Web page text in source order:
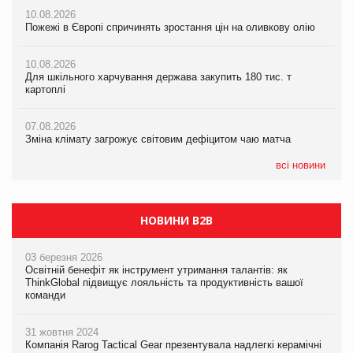
10.08.2026
Пожежі в Європі спричинять зростання цін на оливкову олію
10.08.2026
Для шкільного харчування держава закупить 180 тис. т
картоплі
07.08.2026
Зміна клімату загрожує світовим дефіцитом чаю матча
всі новини
07.08.2026
07.08.2026
EVA.UA запустила кампанію «Хто б знав» про асортимент,
Зміна клімату загрожує світовим дефіцитом чаю матча
Криза у Китаї може спричинити великі потрясіння для світової
економіки
Kraft Heinz скоротила збиток у першому півріччі
НОВИНИ B2B
03 березня 2026
Освітній бенефіт як інструмент утримання талантів: як
ThinkGlobal підвищує лояльність та продуктивність вашої
команди
31 жовтня 2024
Компанія Rarog Tactical Gear презентувала надлегкі керамічні